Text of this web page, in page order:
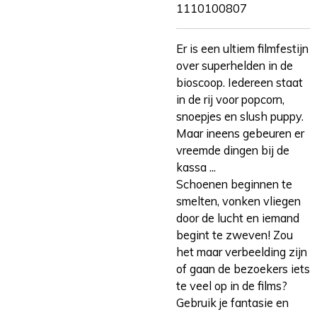
1110100807
Er is een ultiem filmfestijn
over superhelden in de
bioscoop. Iedereen staat
in de rij voor popcorn,
snoepjes en slush puppy.
Maar ineens gebeuren er
vreemde dingen bij de
kassa ...
Schoenen beginnen te
smelten, vonken vliegen
door de lucht en iemand
begint te zweven! Zou
het maar verbeelding zijn
of gaan de bezoekers iets
te veel op in de films?
Gebruik je fantasie en